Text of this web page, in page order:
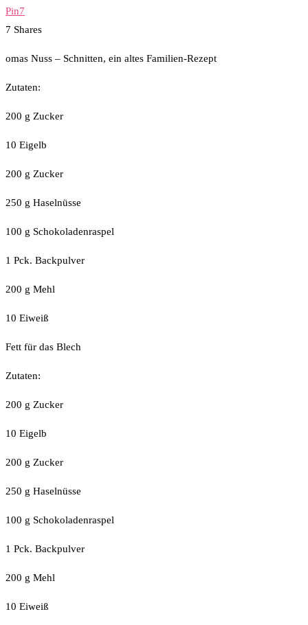
Pin7
7 Shares
omas Nuss – Schnitten, ein altes Familien-Rezept
Zutaten:
200 g Zucker
10 Eigelb
200 g Zucker
250 g Haselnüsse
100 g Schokoladenraspel
1 Pck. Backpulver
200 g Mehl
10 Eiweiß
Fett für das Blech
Zutaten:
200 g Zucker
10 Eigelb
200 g Zucker
250 g Haselnüsse
100 g Schokoladenraspel
1 Pck. Backpulver
200 g Mehl
10 Eiweiß